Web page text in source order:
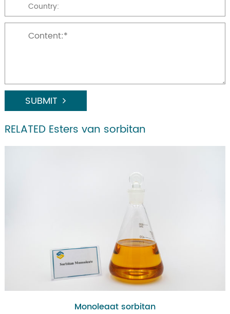
SUBMIT
RELATED Esters van sorbitan
Monoleaat sorbitan